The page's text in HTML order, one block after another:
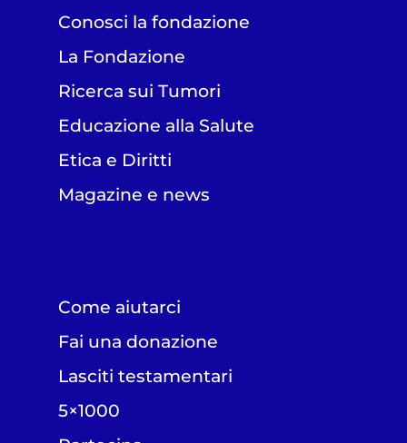
Conosci la fondazione
La Fondazione
Ricerca sui Tumori
Educazione alla Salute
Etica e Diritti
Magazine e news
Come aiutarci
Fai una donazione
Lasciti testamentari
5×1000